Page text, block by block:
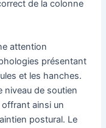
de la colonne
attention
présentant
et les hanches.
niveau de soutien
ainsi un
postural. Le